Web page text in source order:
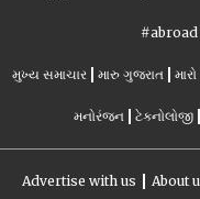
#abroad
મુખ્ય સમાચાર મારુ ગુજરાત
મનોરંજન ટેકનોલોજી
Advertise with us About